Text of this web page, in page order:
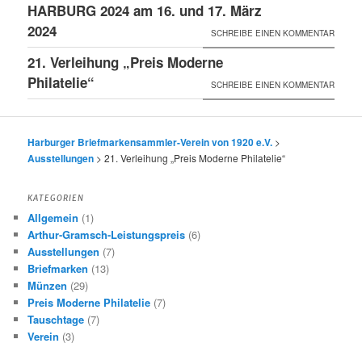
HARBURG 2024 am 16. und 17. März
2024
SCHREIBE EINEN KOMMENTAR
21. Verleihung „Preis Moderne
Philatelie“
SCHREIBE EINEN KOMMENTAR
Harburger Briefmarkensammler-Verein von 1920 e.V. >
Ausstellungen >21. Verleihung „Preis Moderne Philatelie“
KATEGORIEN
Allgemein (1)
Arthur-Gramsch-Leistungspreis (6)
Ausstellungen (7)
Briefmarken (13)
Münzen (29)
Preis Moderne Philatelie (7)
Tauschtage (7)
Verein (3)